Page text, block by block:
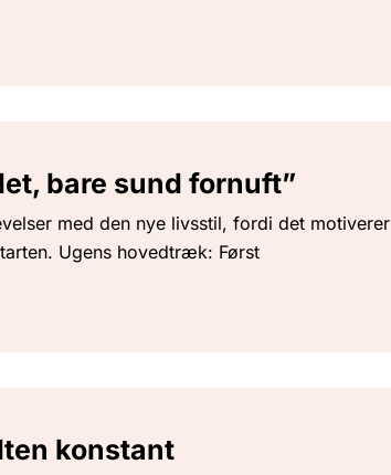
bare sund fornuft”
med den nye livsstil, fordi det motiverer
Ugens hovedtræk: Først
konstant